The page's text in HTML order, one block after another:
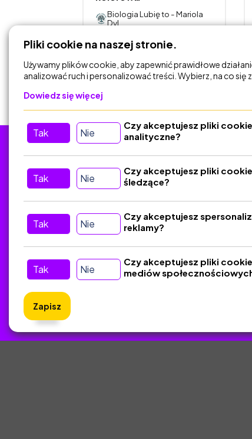
Biologia Lubię to - Mariola
Dyl
DODAJ DO
KOSZYKA
Kontakt
Pliki cookie na naszej stronie.
Używamy plików cookie, aby zapewnić prawidłowe
analizować ruch i personalizować treści. Wybierz, na co się
Dowiedz się więcej
Tak Nie
Czy akceptujesz pliki cookie
analityczne?
Tak Nie
Czy akceptujesz pliki cookie
śledzące?
Tak Nie
Czy akceptujesz
reklamy?
Tak Nie
Czy akceptujesz pliki cookie
mediów
Zapisz